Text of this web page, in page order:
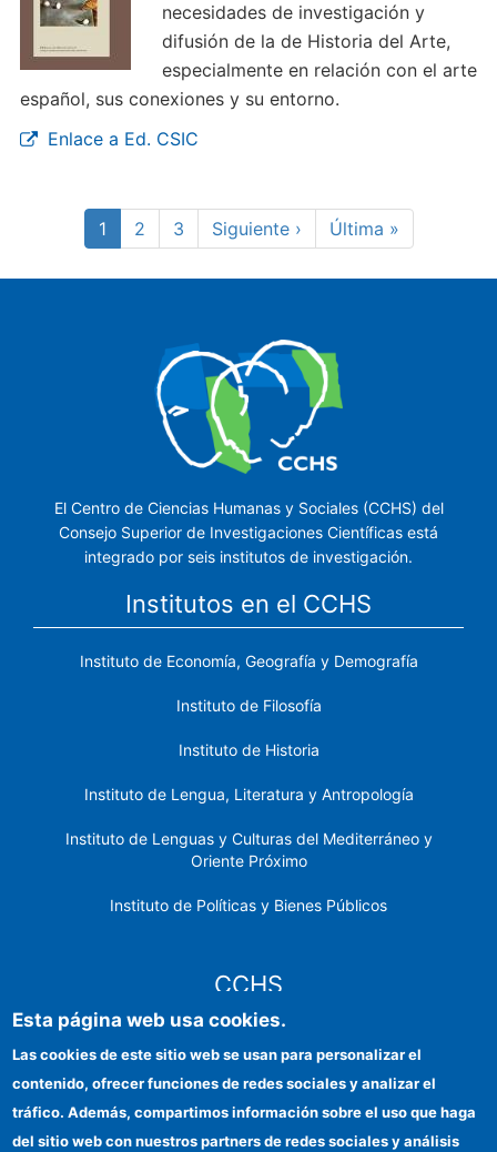
necesidades de investigación y
difusión de la de Historia del Arte,
especialmente en relación con el arte
español, sus conexiones y su entorno.
Enlace a Ed. CSIC
Paginación
Página
actual
1 Page
2 Page
3
Siguiente
página
Siguiente ›
Última
página
Última »
El Centro de Ciencias Humanas y Sociales (CCHS) del
Consejo Superior de Investigaciones Científicas está
integrado por seis institutos de investigación.
Institutos en el CCHS
Instituto de Economía, Geografía y Demografía
Instituto de Filosofía
Instituto de Historia
Instituto de Lengua, Literatura y Antropología
Instituto de Lenguas y Culturas del Mediterráneo y
Oriente Próximo
Instituto de Políticas y Bienes Públicos
CCHS
Identidad institucional
Esta página web usa cookies.
Las cookies de este sitio web se usan para personalizar el
contenido, ofrecer funciones de redes sociales y analizar el
tráfico. Además, compartimos información sobre el uso que haga
del sitio web con nuestros partners de redes sociales y análisis